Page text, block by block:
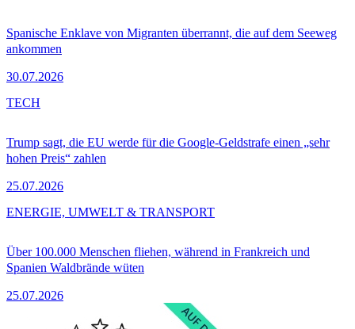
Spanische Enklave von Migranten überrannt, die auf dem Seeweg
ankommen
30.07.2026
Trump sagt, die EU werde für die Google-Geldstrafe einen „sehr
hohen Preis“ zahlen
25.07.2026
TECH
Über 100.000 Menschen fliehen, während in Frankreich und
Spanien Waldbrände wüten
25.07.2026
ENERGIE, UMWELT & TRANSPORT